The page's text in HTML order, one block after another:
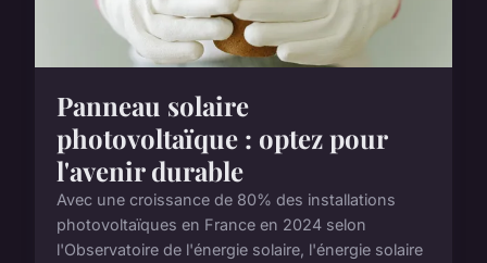
Panneau solaire
photovoltaïque : optez pour
l'avenir durable
Avec une croissance de 80% des installations
photovoltaïques en France en 2024 selon
l'Observatoire de l'énergie solaire, l'énergie solaire